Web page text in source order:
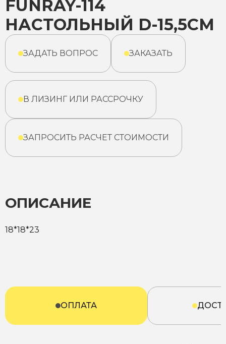
FUNRAY-114
НАСТОЛЬНЫЙ D-15,5СМ
ЗАДАТЬ ВОПРОС ЗАКАЗАТЬ
В ЛИЗИНГ ИЛИ РАССРОЧКУ
ЗАПРОСИТЬ РАСЧЕТ СТОИМОСТИ
ОПИСАНИЕ
18*18*23
ОПЛАТА